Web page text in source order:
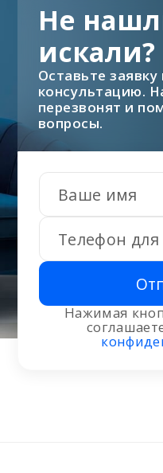
Нажимая
Не
искали?
Оставьте
консультацию.
перезвонят и
вопросы.